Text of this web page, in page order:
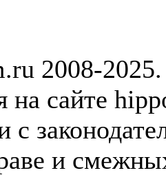
2008-
на сайте
с
и